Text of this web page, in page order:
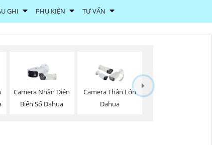
GHI PHỤ KIỆN TƯ VẤN
Camera Nhận Diện
Biển Số Dahua
Camera Thân Lớn
Dahua